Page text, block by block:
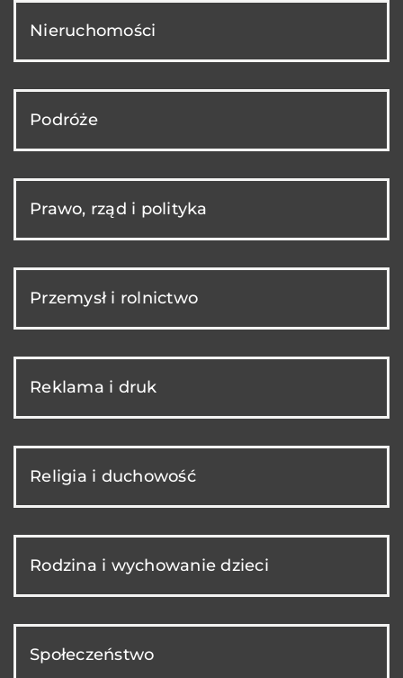
Nieruchomości
Podróże
Prawo, rząd i polityka
Przemysł i rolnictwo
Reklama i druk
Religia i duchowość
Rodzina i wychowanie dzieci
Społeczeństwo